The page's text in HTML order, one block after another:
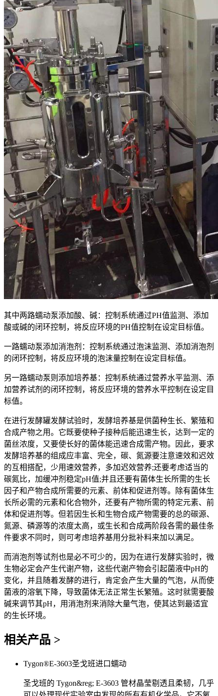
其中两路蠕动泵添加酸、碱：控制系统通过PH值监测、添加
酸或碱的闭环控制，将反应环境的PH值控制在设定目标值。
一路蠕动泵添加消泡剂：控制系统通过泡沫监测、添加消泡剂
的闭环控制，将反应环境的泡沫量控制在设定目标值。
另一路蠕动泵则添加培养基：控制系统通过营养水平监测、添
加营养试剂的闭环控制，将反应环境的营养水平控制在设定目
标值。
在进行发酵罐发酵试验时，发酵培养基是供菌种生长、繁殖和
合成产物之用。它既要使种子接种后能迅速生长，达到一定的
菌丝浓度，又要使长好的菌体能迅速合成需产物。因此，要求
发酵培养基的组成应丰富、完全，碳、氮源要注意速效和迟效
的互相搭配，少用速效营养，多加迟效营养;还要考虑适当的
碳氮比，加缓冲剂稳定pH值;并且还要有菌体生长所需的生长
因子和产物合成所需要的元素、前体和促进剂等。除有菌体生
长所必需的元素和化合物外，还要有产物所需的特定元素、前
体和促进剂等。但若因生长和生物合成产物需要的总的碳源、
氮源、磷源等的浓度太高，或生长和合成两阶段各需的最佳条
件要求不同时，则可考虑培养基用分批补料来加以满足。
而消泡剂等试剂也是必不可少的，因为在进行发酵实验时，微
生物必定会产生代谢产物，这些代谢产物会引起菌液中pH的
变化，并且随着发酵的进行，肯定会产生大量的气泡，从而使
菌液的溶氧下降，导致菌体无法正常生长繁殖。这时就需要酸
碱来调节其pH，用消泡剂来消除大量气泡，使其达到最适宜
的生长环境。
相关产品 >
Tygon®E-3603圣戈班进口蠕动
圣戈班的 Tygon&reg; E-3603 管材晶莹剔透且柔韧，几乎